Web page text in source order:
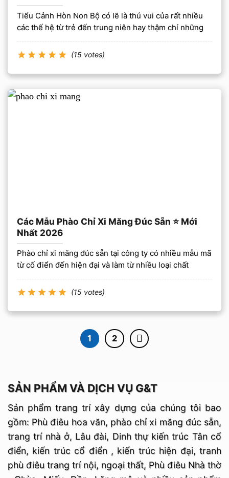
Tiểu Cảnh Hòn Non Bộ có lẽ là thú vui của rất nhiều
các thế hệ từ trẻ đến trung niên hay thậm chí những
(15 votes)
Các Mẫu Phào Chỉ Xi Măng Đúc Sẵn ⭐️ Mới
Nhất 2026
Phào chỉ xi măng đúc sẵn tại công ty có nhiều mẫu mã
từ cố điển đến hiện đại và làm từ nhiều loại chất
(15 votes)
1 2
SẢN PHẨM VÀ DỊCH VỤ G&T
Sản phẩm trang trí xây dựng của chúng tôi bao
gồm: Phù điêu hoa văn, phào chỉ xi măng đúc sẵn,
trang trí nhà ở, Lâu đài, Dinh thự kiến trúc Tân cổ
điển, kiến trúc cổ điển , kiến trúc hiện đại, tranh
phù điêu trang trí nội, ngoại thất, Phù điêu Nhà thờ